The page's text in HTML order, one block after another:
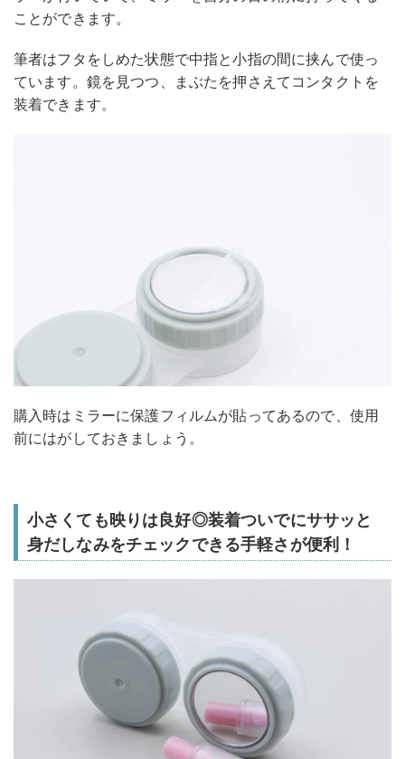
ことができます。
筆者はフタをしめた状態で中指と小指の間に挟んで使っ
ています。鏡を見つつ、まぶたを押さえてコンタクトを
装着できます。
購入時はミラーに保護フィルムが貼ってあるので、使用
前にはがしておきましょう。
小さくても映りは良好◎装着ついでにササッと
身だしなみをチェックできる手軽さが便利！